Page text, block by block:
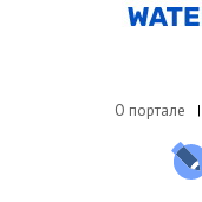
О портале